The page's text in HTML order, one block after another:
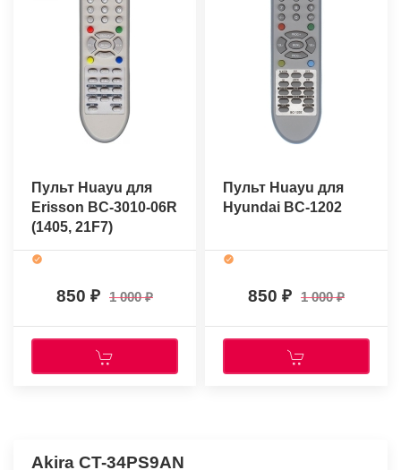
Пульт Huayu для
Erisson BC-3010-06R
(1405, 21F7)
850 1 000
Пульт Huayu для
Hyundai BC-1202
850 1 000
Akira CT-34PS9AN